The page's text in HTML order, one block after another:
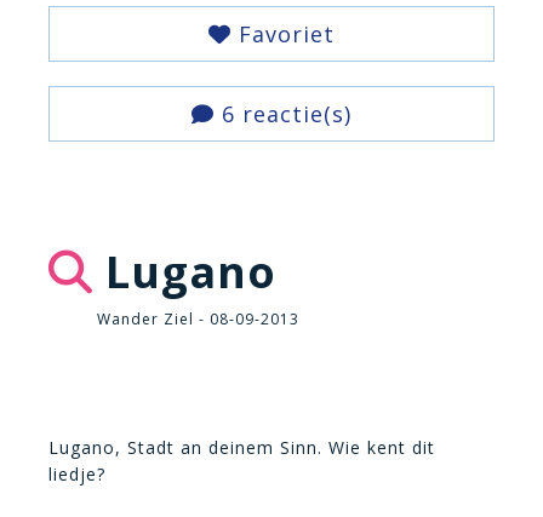
Favoriet
6 reactie(s)
Lugano
Wander Ziel - 08-09-2013
Lugano, Stadt an deinem Sinn. Wie kent dit
liedje?